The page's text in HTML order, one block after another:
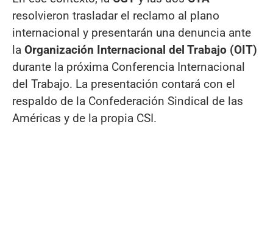
resolvieron trasladar el reclamo al plano
internacional y presentarán una denuncia ante
la Organización Internacional del Trabajo (OIT)
durante la próxima Conferencia Internacional
del Trabajo. La presentación contará con el
respaldo de la Confederación Sindical de las
Américas y de la propia CSI.